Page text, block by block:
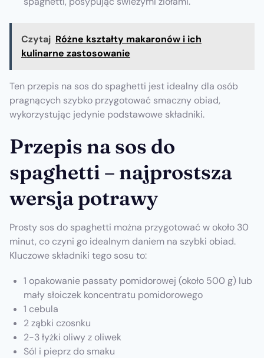
Czytaj Różne kształty makaronów i ich
kulinarne zastosowanie
Ten przepis na sos do spaghetti jest idealny dla osób
pragnących szybko przygotować smaczny obiad,
wykorzystując jedynie podstawowe składniki.
Przepis na sos do
spaghetti – najprostsza
wersja potrawy
Prosty sos do spaghetti można przygotować w około 30
minut, co czyni go idealnym daniem na szybki obiad.
Kluczowe składniki tego sosu to:
1 opakowanie passaty pomidorowej (około 500 g) lub
mały słoiczek koncentratu pomidorowego
1 cebula
2 ząbki czosnku
2-3 łyżki oliwy z oliwek
Sól i pieprz do smaku